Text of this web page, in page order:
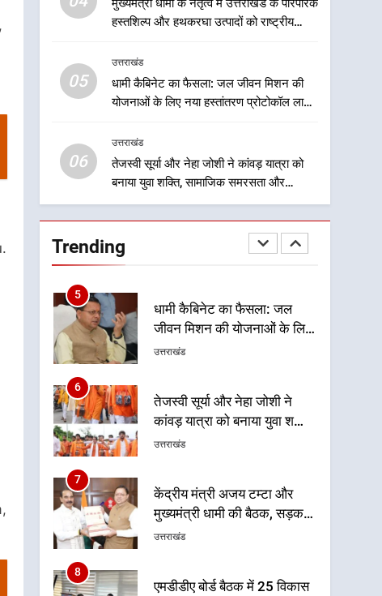
मुख्यमंत्री धामी के नेतृत्व में उत्तराखंड के पारंपरिक
हस्तशिल्प और हथकरघा उत्पादों को राष्ट्रीय
05
उत्तराखंड
धामी कैबिनेट का फैसला: जल जीवन मिशन की
योजनाओं के लिए नया हस्तांतरण प्रोटोकॉल लागू,
प्रभावी
06
उत्तराखंड
तेजस्वी सूर्या और नेहा जोशी ने कांवड़ यात्रा को
बनाया युवा शक्ति, सामाजिक समरसता और
भारतीय संस्कृति का सशक्त संदेश
Trending
2
उत्तराखंड की नई पीढ़ी से सीधे
दिशा
उत्तराखंड
तरीके से सीधे लाभार्थियों के खातों
में हस्तांतरण किया जा रहा है,
जिससे पात्र लोगों को सरकारी
योजनाओं का सीधे लाभ मिल रहा है
उत्तराखंड
4
मुख्यमंत्री धामी के नेतृत्व में
उत्तराखंड के पारंपरिक हस्तशिल्प
और हथकरघा उत्पादों को राष्ट्रीय
5
धामी कैबिनेट का फैसला: जल
जीवन मिशन की योजनाओं के लिए
नया हस्तांतरण प्रोटोकॉल लागू,
उत्तराखंड
6
तेजस्वी सूर्या और नेहा जोशी ने
कांवड़ यात्रा को बनाया युवा शक्ति,
सामाजिक समरसता और भारतीय
उत्तराखंड
7
केंद्रीय मंत्री अजय टम्टा और
मुख्यमंत्री धामी की बैठक, सड़क
परियोजनाओं पर हुआ मंथन
उत्तराखंड
8
एमडीडीए बोर्ड बैठक में 25 विकास